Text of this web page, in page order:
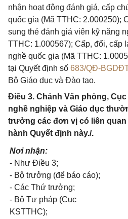
nhận hoạt động đánh giá, cấp
quốc gia (Mã TTHC: 2.000250);
sung thẻ đánh giá viên kỹ năng
TTHC: 1.000567); Cấp, đổi, cấp
nghề quốc gia (Mã TTHC:
tại Quyết định số 683/QĐ-
Bộ Giáo dục và Đào tạo.
Điều 3. Chánh Văn phòng,
nghề nghiệp và Giáo dục
trưởng các đơn vị có liên
hành Quyết định này./.
Nơi nhận:
- Như Điều 3;
- Bộ trưởng (để báo cáo);
- Các Thứ trưởng;
- Bộ Tư pháp (Cục
KSTTHC);